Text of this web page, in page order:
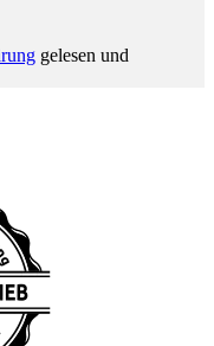
gelesen und